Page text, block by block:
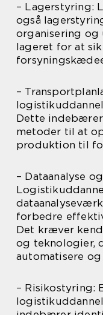
– Lagerstyring:
også
organisering og
lageret for at
–
Dette
metoder til at
produktion til
– Dataanalyse
forbedre
Det kræver
og teknologier,
automatisere
– Risikostyring: